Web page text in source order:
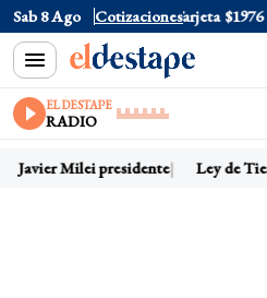
Sab 8 Ago Cotizaciones
$1520 Dólar Tarjeta $1976
EL DESTAPE
RADIO
Milei presidente Ley de Tierras